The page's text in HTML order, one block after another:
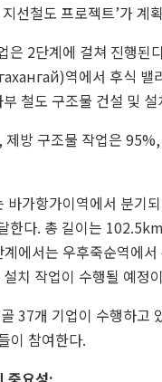
선철도 프로젝트’가
은 2단계에 걸쳐 진행
역에서 후
철도 구조물 건설 및
방 구조물 작업은
바가항가이역에서 분
다. 총 길이는
계에서는 우후죽순역
치 작업이 수행될 예정
37개 기업이 수행하
이 참여한다.